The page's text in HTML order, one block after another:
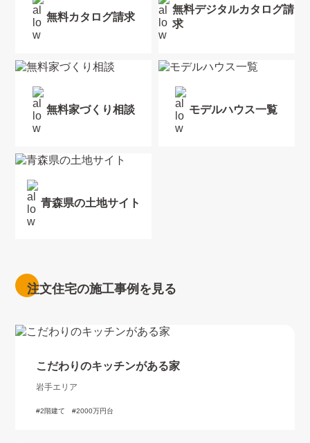
無料カタログ請求
無料デジタルカタログ請
求
無料家づくり相談 モデルハウス一覧
青森県の土地サイト
注文住宅の施工事例を見る
こだわりのキッチンがある家
岩手エリア
2階建て 2000万円台